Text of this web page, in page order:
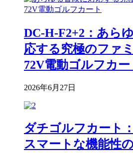
DC-H-F2+2：あら
応する究極のファ
72V電動ゴルフカー
2026年6月27日
ダチゴルフカート
スマートな機能性